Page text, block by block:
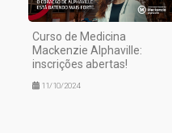
Curso de Medicina
Mackenzie Alphaville:
inscrições abertas!
11/10/2024